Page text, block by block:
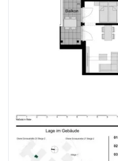
Kaufpreise der
von EUR 286.000,- bis EUR
Zu erwartender Mietertrag
von ca. EUR 17,50 bis EUR
Provisionsfrei für den Käufer!
Fertigstellung: voraussichtlich
Bei diesem Angebot handelt es sich um eine Vorsorgewohnung, die zu Vermietungszwecken erworben wird. Der